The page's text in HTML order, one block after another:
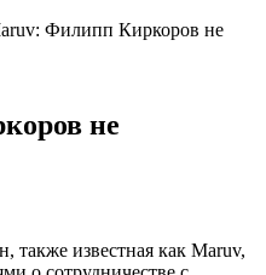
Филипп Киркоров не
не
также известная как Maruv,